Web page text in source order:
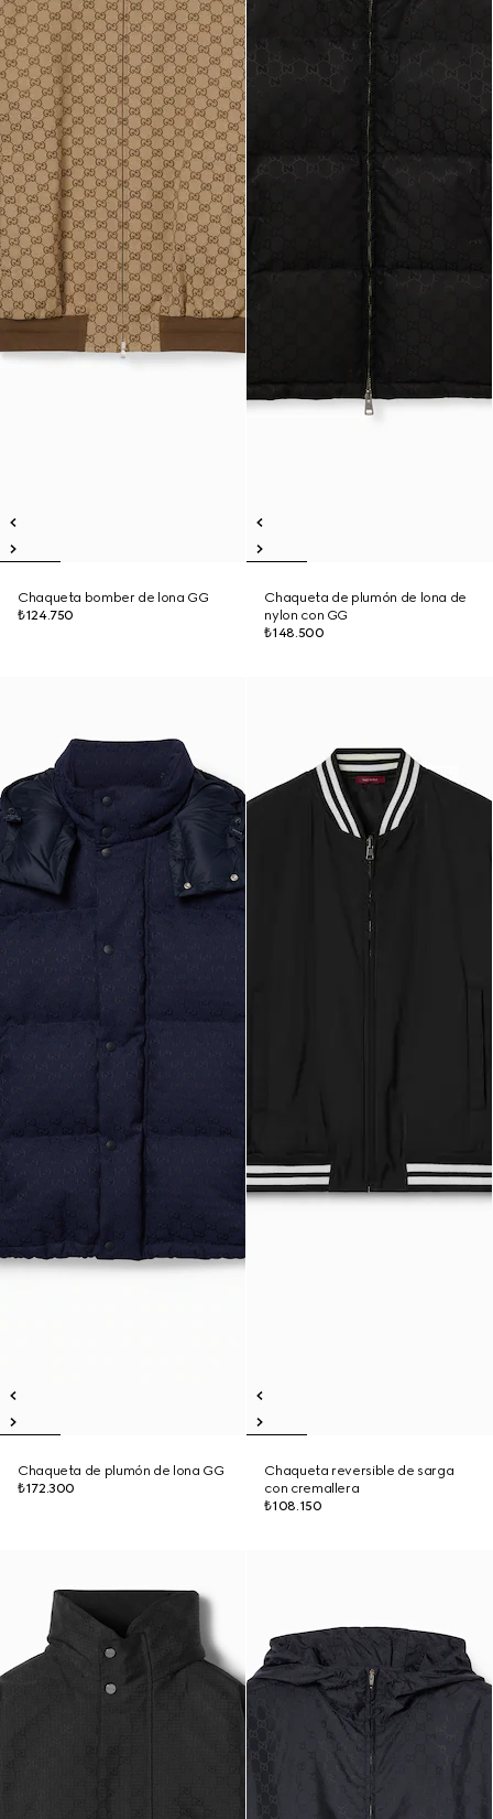
Chaqueta bomber de lona GG
₺124.750
Chaqueta de plumón de lona de
nylon con GG
₺148.500
Chaqueta de plumón de lona GG
₺172.300
Chaqueta reversible de sarga
con cremallera
₺108.150